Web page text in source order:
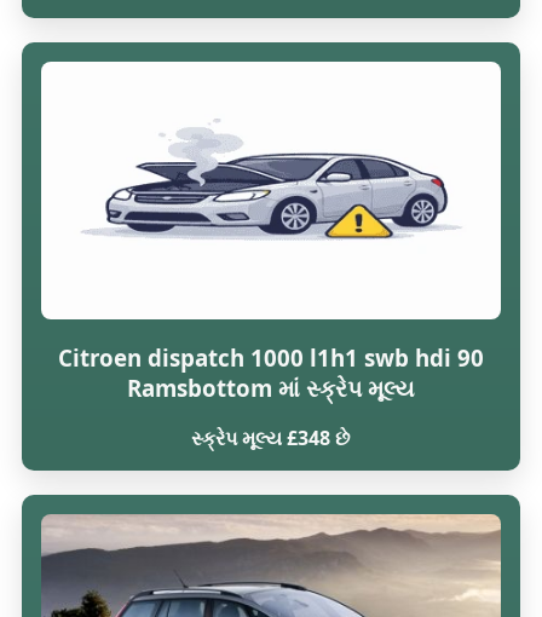
Citroen dispatch 1000 l1h1 swb hdi 90
Ramsbottom માં સ્ક્રેપ મૂલ્ય
સ્ક્રેપ મૂલ્ય £348 છે